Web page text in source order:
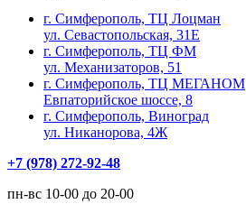
г. Симферополь, ТЦ Лоцман
ул. Севастопольская, 31Е
г. Симферополь, ТЦ ФМ
ул. Механизаторов, 51
г. Симферополь, ТЦ МЕГАНОМ
Евпаторийское шоссе, 8
г. Симферополь, Виноград
ул. Никанорова, 4Ж
+7 (978) 272-92-48
пн-вс 10-00 до 20-00